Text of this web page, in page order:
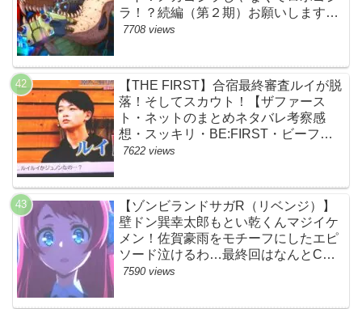
ラ！？続編（第２期）お願いします！
【ネットの考察ネタバレ感想まとめ・
7708 views
【THE FIRST】合宿最終審査ルイが脱
落！そしてスカウト！【ザファース
ト・ネットのまとめネタバレ考察感
想・スッキリ・BE:FIRST・ビーファ
ースト】
7622 views
【ゾンビランドサガR（リベンジ）】
壁ドン巽幸太郎もとい乾くんマジイケ
メン！佐賀豪雨をモチーフにしたエピ
ソード泣けるわ…最終回はなんとCM
なし27分ノンストップ放送！すごすぎ
7590 views